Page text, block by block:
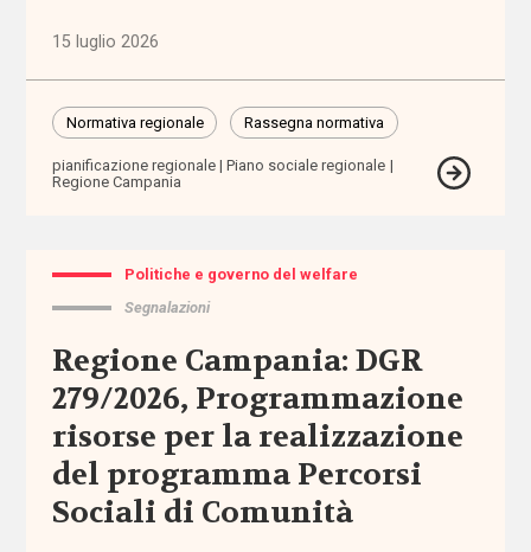
disuguaglianze
(1.684)
Professioni
sociali
(344)
(752)
Tutto
Sezioni
Comunicazioni
Dati e
15 luglio 2026
Normativa regionale Rassegna normativa
pianificazione regionale
Piano sociale regionale
Regione Campania
Politiche e governo del welfare
Segnalazioni
Regione Campania: DGR
279/2026, Programmazione
risorse per la realizzazione
del programma Percorsi
Sociali di Comunità